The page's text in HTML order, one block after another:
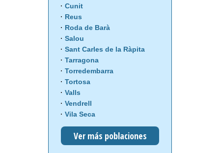
Cunit
Reus
Roda de Barà
Salou
Sant Carles de la Ràpita
Tarragona
Torredembarra
Tortosa
Valls
Vendrell
Vila Seca
Ver más poblaciones